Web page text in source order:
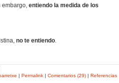
entiendo la medida de los
no te entiendo
| Permalink | Comentarios (29) | Referencias